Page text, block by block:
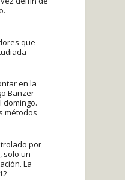
que
en la
Banzer
domingo.
métodos
por
solo un
La